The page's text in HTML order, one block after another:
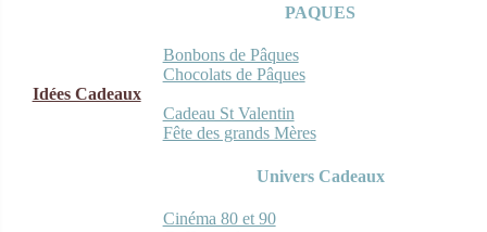
PAQUES
Bonbons de Pâques
Chocolats de Pâques
Idées Cadeaux
Cadeau St Valentin
Fête des grands Mères
Univers Cadeaux
Cinéma 80 et 90